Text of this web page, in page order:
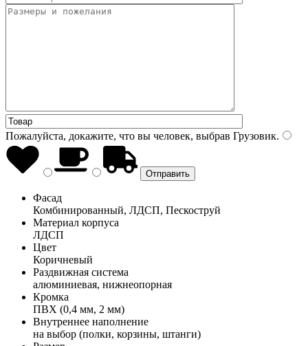
Пожалуйста, докажите, что вы человек, выбрав Грузовик.
Фасад
Комбинированный, ЛДСП, Пескоструй
Материал корпуса
ЛДСП
Цвет
Коричневый
Раздвижная система
алюминиевая, нижнеопорная
Кромка
ПВХ (0,4 мм, 2 мм)
Внутреннее наполнение
на выбор (полки, корзины, штанги)